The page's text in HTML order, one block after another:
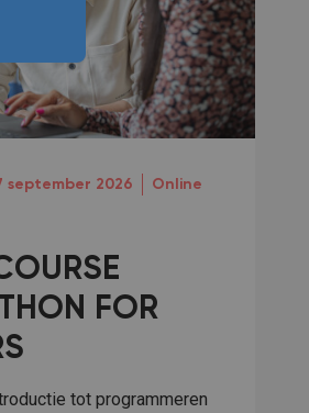
september 2026 Online
FOR
tot programmeren